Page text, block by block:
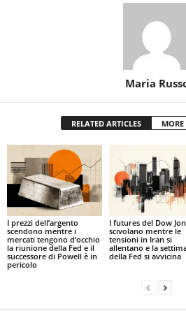
Maria
RELATED ARTICLES
I prezzi dell’argento
scendono mentre i
mercati tengono d’occhio
la riunione della Fed e il
successore di Powell è in
pericolo
I futures del Dow
scivolano mentre le
tensioni in Iran si
allentano e la
della Fed si avvicina